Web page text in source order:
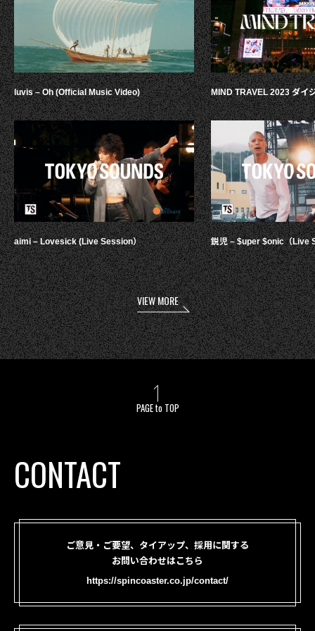
luvis – Oh (Official Music Video)
aimi – Lovesick (Live Session）
MIND TRAVEL 2023 ダイ
鋭児 – $uper $onic（Live
VIEW MORE
PAGE to TOP
CONTACT
ご意見・ご要望、タイアップ、採用に関する
お問い合わせはこちら
https://spincoaster.co.jp/contact/